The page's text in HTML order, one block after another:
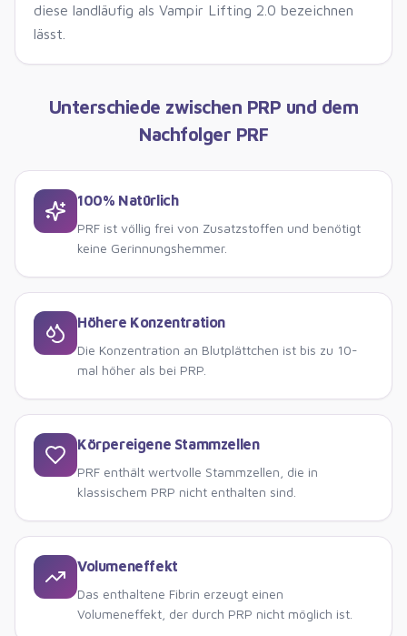
diese landläufig als Vampir Lifting 2.0 bezeichnen
lässt.
Unterschiede zwischen PRP und dem
Nachfolger PRF
100% Natürlich
PRF ist völlig frei von Zusatzstoffen und benötigt
keine Gerinnungshemmer.
Höhere Konzentration
Die Konzentration an Blutplättchen ist bis zu 10-
mal höher als bei PRP.
Körpereigene Stammzellen
PRF enthält wertvolle Stammzellen, die in
klassischem PRP nicht enthalten sind.
Volumeneffekt
Das enthaltene Fibrin erzeugt einen
Volumeneffekt, der durch PRP nicht möglich ist.